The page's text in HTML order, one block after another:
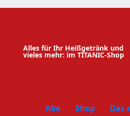
Zum
Alles für Ihr Heißgetränk und
vieles mehr: im TITANIC-Shop
Abo Shop Das